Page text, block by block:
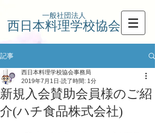
一般社団法人
西日本料理学校協会
記事
新規入会賛助会員様のご紹
介(ハチ食品株式会社)
西日本料理学校協会事務局
2019年7月1日 読了時間: 1分